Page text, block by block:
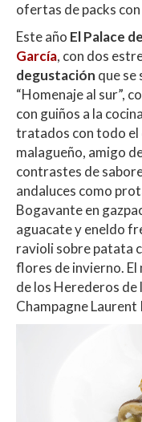
ofertas de packs
Este año El Palace
García, con dos
degustación que se
“Homenaje al sur”,
con guiños a la
tratados con todo el
malagueño, amigo
contrastes de
andaluces como
Bogavante en
aguacate y eneldo
ravioli sobre patata
flores de invierno.
de los Herederos de
Champagne Laurent